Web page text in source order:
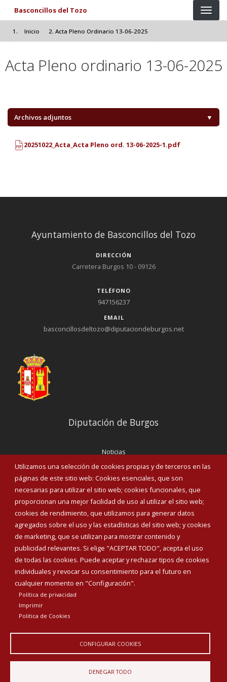
Pasar al contenido principal
Basconcillos del Tozo
Inicio Acta Pleno Ordinario 13-06-2025
Acta Pleno ordinario 13-06-2025
Archivos adjuntos ▼
20251022_Acta_Acta Pleno ord. 13-06-2025-1.pdf
Utilizamos una selección de cookies propias y de terceros en las
páginas de este sitio web: Cookies esenciales, que son
necesarias para utilizar el sitio web; cookies funcionales, que
proporcionan una mejor facilidad de uso al utilizar el sitio web;
cookies de rendimiento, que utilizamos para generar datos
agregados sobre el uso y las estadísticas del sitio web; y cookies
de marketing, que se utilizan para mostrar contenido y
publicidad relevantes. Si elige "ACEPTAR TODO", acepta el uso
de todas las cookies. Puede aceptar y rechazar tipos de cookies
individuales y revocar su consentimiento para el futuro en
cualquier momento en "Configuración".
Política de privacidad
Imprimir
Politica de Cookies
CONFIGURAR COOKIES
DENEGAR TODO
Ayuntamiento de Basconcillos del Tozo
DIRECCIÓN
Carretera Burgos 10 - 09126
TELÉFONO
947156237
EMAIL
basconcillosdeltozo@diputaciondeburgos.net
Diputación de Burgos
Noticias
Eventos
Corporación Municipal
Teléfonos de interés
INICIAR SESIÓN
MAPA WEB